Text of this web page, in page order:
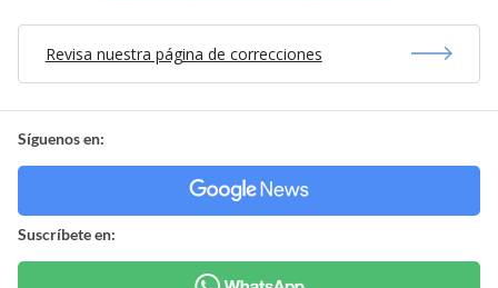
Revisa nuestra página de correcciones
Síguenos en:
Suscríbete en: